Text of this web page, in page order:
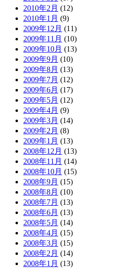
2010年2月 (12)
2010年1月 (9)
2009年12月 (11)
2009年11月 (10)
2009年10月 (13)
2009年9月 (10)
2009年8月 (13)
2009年7月 (12)
2009年6月 (17)
2009年5月 (12)
2009年4月 (9)
2009年3月 (14)
2009年2月 (8)
2009年1月 (13)
2008年12月 (13)
2008年11月 (14)
2008年10月 (15)
2008年9月 (15)
2008年8月 (10)
2008年7月 (13)
2008年6月 (13)
2008年5月 (14)
2008年4月 (15)
2008年3月 (15)
2008年2月 (14)
2008年1月 (13)